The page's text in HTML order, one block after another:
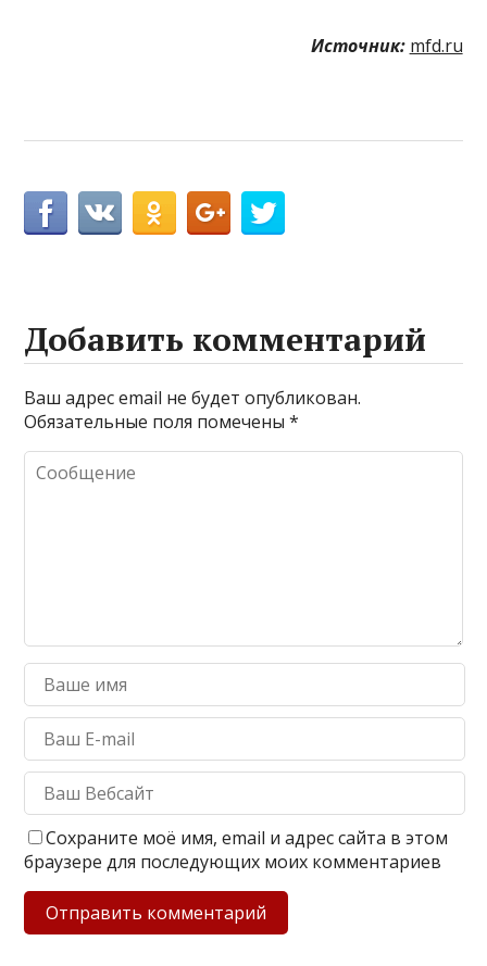
Источник: mfd.ru
Добавить комментарий
Ваш адрес email не будет опубликован.
Обязательные поля помечены*
Сохраните моё имя, email и адрес сайта в этом
браузере для последующих моих комментариев